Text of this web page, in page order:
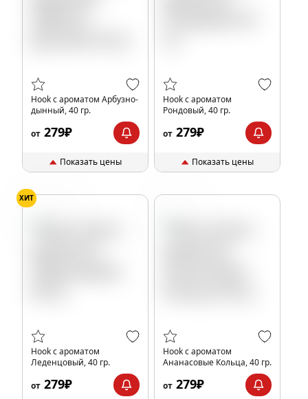
Hook с ароматом Арбузно-
дынный, 40 гр.
от 279₽
Показать цены
Hook с ароматом
Рондовый, 40 гр.
от 279₽
Показать цены
ХИТ
Hook с ароматом
Леденцовый, 40 гр.
от 279₽
Hook с ароматом
Ананасовые Кольца, 40 гр.
от 279₽